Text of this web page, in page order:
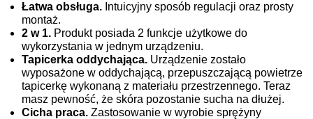
Łatwa obsługa. Intuicyjny sposób regulacji oraz prosty
montaż.
2 w 1. Produkt posiada 2 funkcje użytkowe do
wykorzystania w jednym urządzeniu.
Tapicerka oddychająca. Urządzenie zostało
wyposażone w oddychającą, przepuszczającą powietrze
tapicerkę wykonaną z materiału przestrzennego. Teraz
masz pewność, że skóra pozostanie sucha na dłużej.
Cicha praca. Zastosowanie w wyrobie sprężyny